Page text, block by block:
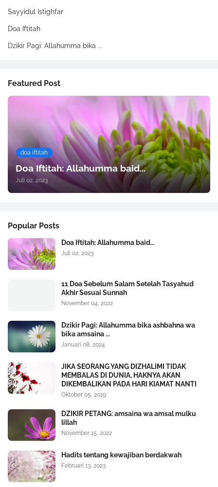
Sayyidul Istighfar
Doa Iftitah
Dzikir Pagi: Allahumma bika ...
Featured Post
doa iftitah
Doa Iftitah: Allahumma baid...
Juli 02, 2023
Popular Posts
Doa Iftitah: Allahumma baid...
Juli 02, 2023
11 Doa Sebelum Salam Setelah Tasyahud
Akhir Sesuai Sunnah
November 04, 2022
Dzikir Pagi: Allahumma bika ashbahna wa
bika amsaina ...
Januari 08, 2024
JIKA SEORANG YANG DIZHALIMI TIDAK
MEMBALAS DI DUNIA, HAKNYA AKAN
DIKEMBALIKAN PADA HARI KIAMAT NANTI
Oktober 05, 2019
DZIKIR PETANG: amsaina wa amsal mulku
lillah
November 15, 2022
Hadits tentang kewajiban berdakwah
Februari 13, 2023